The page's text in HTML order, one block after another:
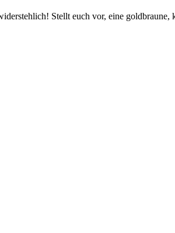
Stellt euch vor, eine